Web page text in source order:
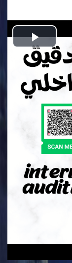
Play
Video